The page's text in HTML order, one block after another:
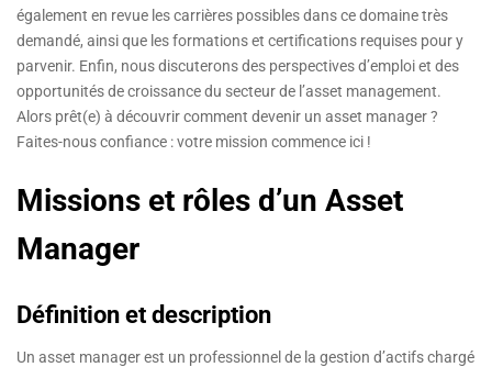
également en revue les carrières possibles dans ce domaine très
demandé, ainsi que les formations et certifications requises pour y
parvenir. Enfin, nous discuterons des perspectives d’emploi et des
opportunités de croissance du secteur de l’asset management.
Alors prêt(e) à découvrir comment devenir un asset manager ?
Faites-nous confiance : votre mission commence ici !
Missions et rôles d’un Asset
Manager
Définition et description
Un asset manager est un professionnel de la gestion d’actifs chargé